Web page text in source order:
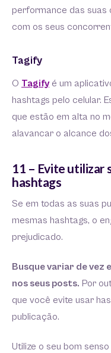
performance das suas
com os seus
Tagify
O Tagifyé um
hashtags pelo celular.
que estão em alta no
alavancar o alcance
11 – Evite utilizar
hashtags
Se em todas as suas
mesmas hashtags, o
prejudicado.
Busque variar de vez
nos seus posts. Por
que você evite usar
publicação.
Utilize o seu bom